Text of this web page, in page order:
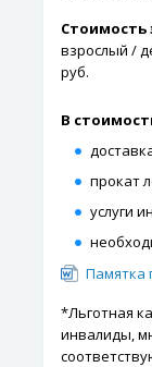
Стоимость
взрослый /
руб.
В
прокат
услуги
Памятка
*Льготная
инвалиды,